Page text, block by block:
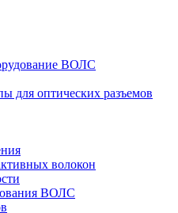
ВОЛС
для оптических разъемов
волокон
ВОЛС